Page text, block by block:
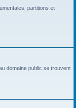
partitions et
domaine public se trouvent